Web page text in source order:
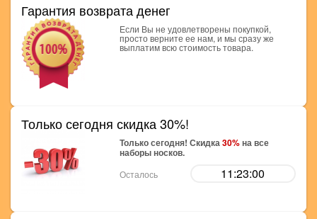
Гарантия возврата денег
Если Вы не удовлетворены покупкой,
просто верните ее нам, и мы сразу же
выплатим всю стоимость товара.
Только сегодня скидка 30%!
Только сегодня! Скидка30%на все
наборы носков.
Осталось 11:22:59